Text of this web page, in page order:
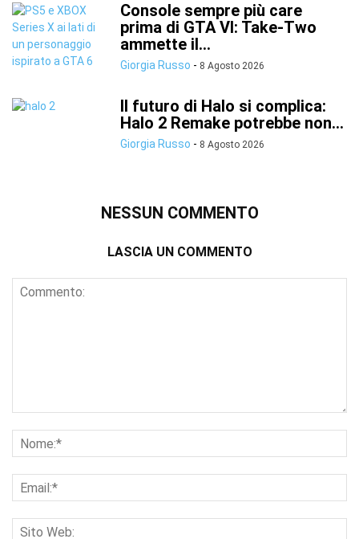
Console sempre più care
prima di GTA VI: Take-Two
ammette il...
Giorgia Russo - 8 Agosto 2026
Il futuro di Halo si complica:
Halo 2 Remake potrebbe non...
Giorgia Russo - 8 Agosto 2026
NESSUN COMMENTO
LASCIA UN COMMENTO